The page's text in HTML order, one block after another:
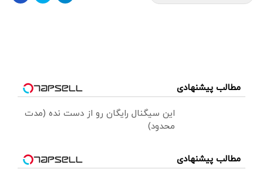
مطالب پیشنهادی
این سیگنال رایگان رو از دست نده (مدت
محدود)
مطالب پیشنهادی